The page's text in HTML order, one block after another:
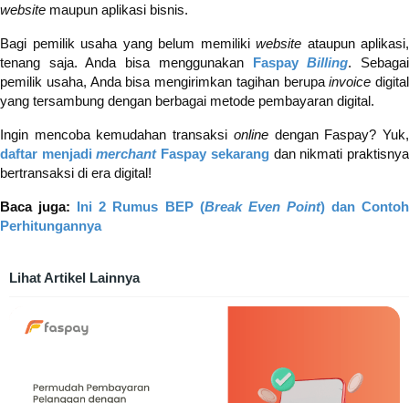
website maupun aplikasi bisnis.
Bagi pemilik usaha yang belum memiliki website ataupun aplikasi,
tenang saja. Anda bisa menggunakan FaspayBilling. Sebagai
pemilik usaha, Anda bisa mengirimkan tagihan berupainvoice digital
yang tersambung dengan berbagai metode pembayaran digital.
Ingin mencoba kemudahan transaksi onlinedengan Faspay? Yuk,
daftar menjadimerchantFaspay sekarangdan nikmati praktisnya
bertransaksi di era digital!
Baca juga: Ini 2 Rumus BEP (Break Even Point) dan Contoh
Perhitungannya
Lihat Artikel Lainnya